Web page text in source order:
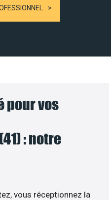
pour vos
: notre
vous réceptionnez la